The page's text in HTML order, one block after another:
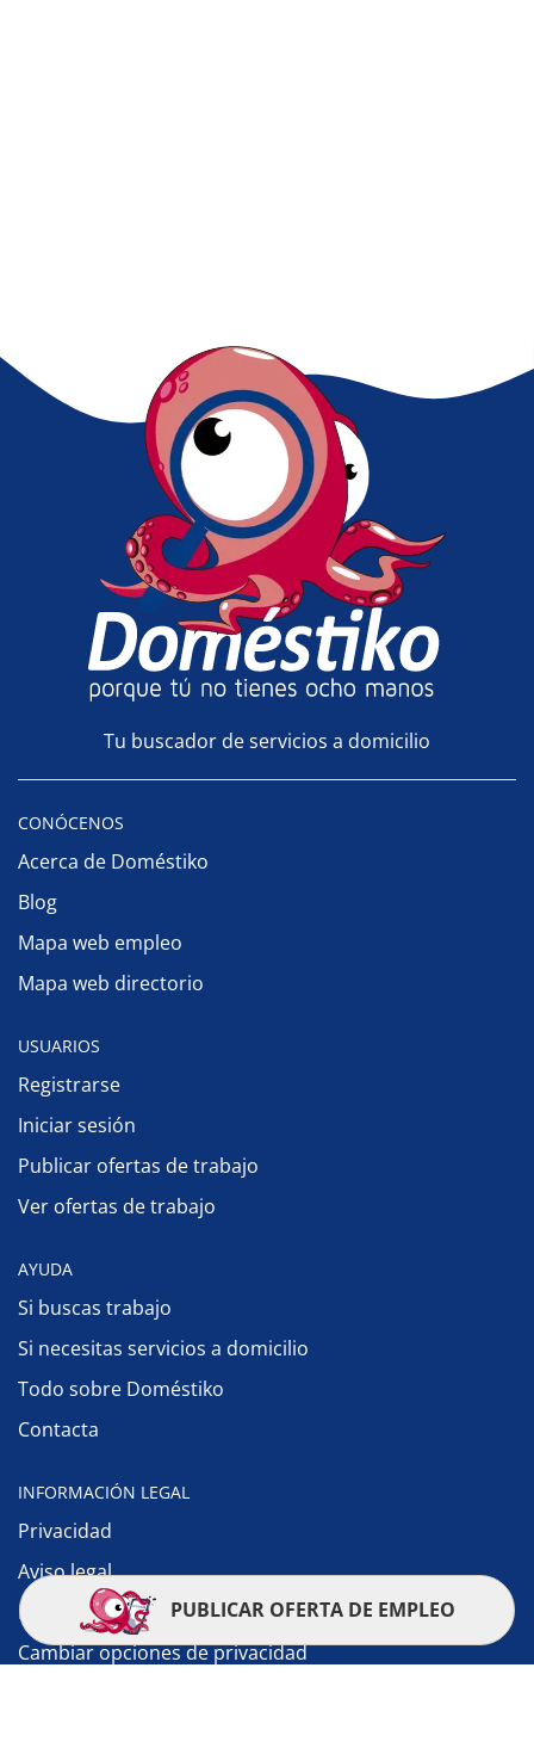
Tu buscador de servicios a domicilio
CONÓCENOS
Acerca de Doméstiko
Blog
Mapa web empleo
Mapa web directorio
USUARIOS
Registrarse
Iniciar sesión
Publicar ofertas de trabajo
Ver ofertas de trabajo
AYUDA
Si buscas trabajo
Si necesitas servicios a domicilio
Todo sobre Doméstiko
Contacta
INFORMACIÓN LEGAL
Privacidad
Aviso legal
Política de cookies
Cambiar opciones de privacidad
PUBLICAR OFERTA DE EMPLEO